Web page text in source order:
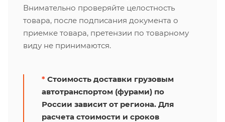
Внимательно проверяйте целостность
товара, после подписания документа о
приемке товара, претензии по товарному
виду не принимаются.
* Стоимость доставки грузовым
автотранспортом (фурами) по
России зависит от региона. Для
расчета стоимости и сроков